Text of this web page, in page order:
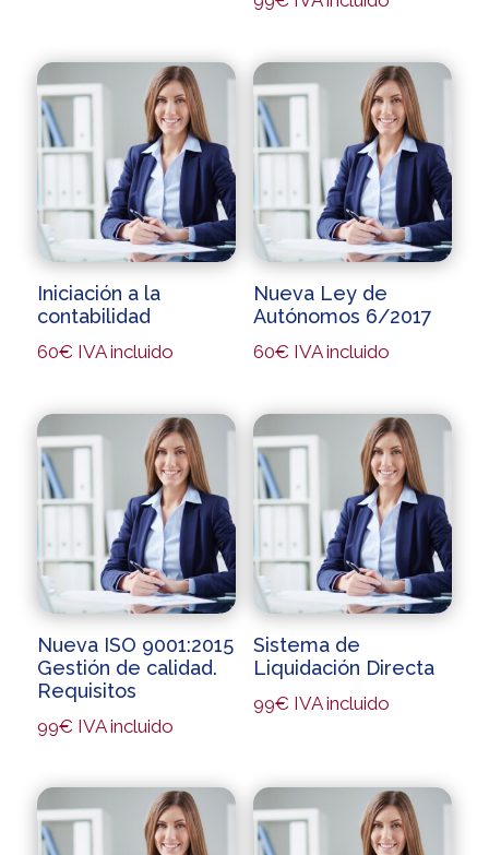
Iniciación a la
contabilidad
60€ IVA incluido
Nueva Ley de
Autónomos 6/2017
60€ IVA incluido
Nueva ISO 9001:2015
Gestión de calidad.
Requisitos
99€ IVA incluido
Sistema de
Liquidación Directa
99€ IVA incluido